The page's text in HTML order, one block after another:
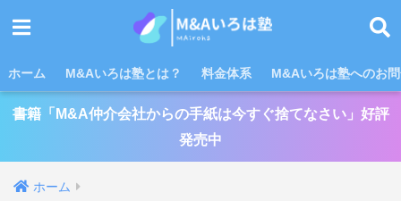
ホーム M&Aいろは塾とは？ 料金体系 M&Aいろは塾へのお
書籍「M&A仲介会社からの手紙は今すぐ捨てなさい」好評
発売中
ホーム